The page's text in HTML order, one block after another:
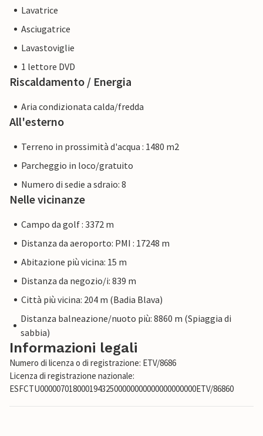
Lavatrice
Asciugatrice
Lavastoviglie
1 lettore DVD
Riscaldamento / Energia
Aria condizionata calda/fredda
All'esterno
Terreno in prossimità d'acqua : 1480 m2
Parcheggio in loco/gratuito
Numero di sedie a sdraio: 8
Nelle vicinanze
Campo da golf : 3372 m
Distanza da aeroporto: PMI : 17248 m
Abitazione più vicina: 15 m
Distanza da negozio/i: 839 m
Città più vicina: 204 m (Badia Blava)
Distanza balneazione/nuoto più: 8860 m (Spiaggia di
sabbia)
Informazioni legali
Numero di licenza o di registrazione: ETV/8686
Licenza di registrazione nazionale:
ESFCTU00000701800019432500000000000000000000ETV/86860